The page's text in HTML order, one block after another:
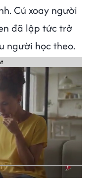
Cú xoay người
đã lập tức trở
người học theo.